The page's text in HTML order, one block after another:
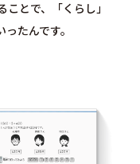
とで、「くらし」
たんです。